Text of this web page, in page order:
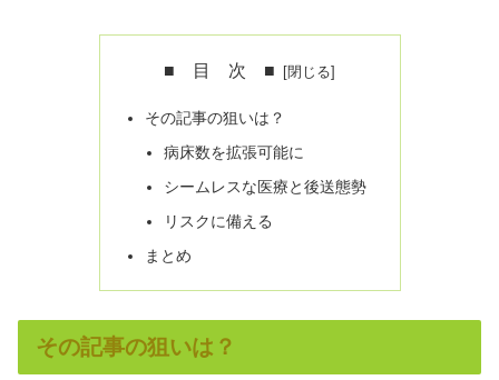
■ 目 次 ■
その記事の狙いは？
病床数を拡張可能に
シームレスな医療と後送態勢
リスクに備える
まとめ
その記事の狙いは？